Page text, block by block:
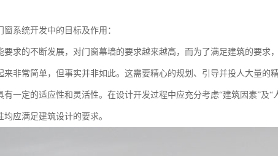
系统开发中的目标及作用：
要求的不断发展，对门窗幕墙的要求越来越高，而为了满足建筑的要求
来非常简单，但事实并非如此。这需要精心的规划、引导并投人大量的
有一定的适应性和灵活性。在设计开发过程中应充分考虑“建筑因素”及
应满足建筑设计的要求。